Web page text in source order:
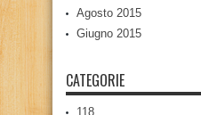
Agosto 2015
Giugno 2015
CATEGORIE
118